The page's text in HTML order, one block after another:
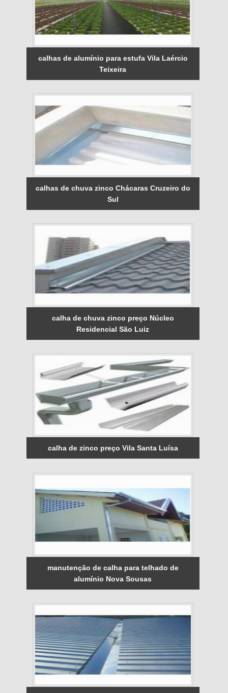
calhas de alumínio para estufa Vila Laércio
Teixeira
calhas de chuva zinco Chácaras Cruzeiro do
Sul
calha de chuva zinco preço Núcleo
Residencial São Luiz
calha de zinco preço Vila Santa Luísa
manutenção de calha para telhado de
alumínio Nova Sousas